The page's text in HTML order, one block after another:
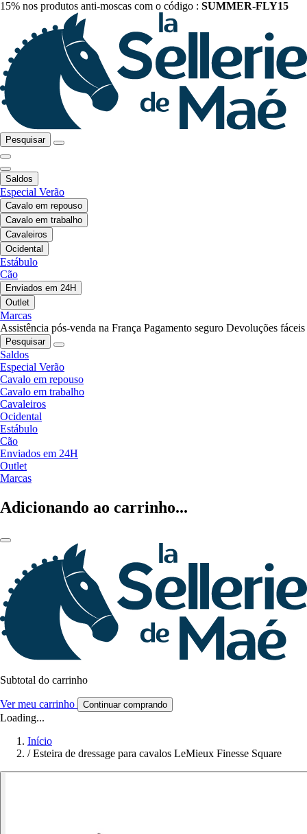
15% nos produtos anti-moscas com o código : SUMMER-FLY15
Pesquisar
Saldos
Especial Verão
Cavalo em repouso
Cavalo em trabalho
Cavaleiros
Ocidental
Estábulo
Cão
Enviados em 24H
Outlet
Marcas
Assistência pós-venda na França Pagamento seguro Devoluções fáceis
Pesquisar
Saldos
Especial Verão
Cavalo em repouso
Cavalo em trabalho
Cavaleiros
Ocidental
Estábulo
Cão
Enviados em 24H
Outlet
Marcas
Adicionando ao carrinho...
Subtotal do carrinho
Ver meu carrinho Continuar comprando
Loading...
Início
/ Esteira de dressage para cavalos LeMieux Finesse Square